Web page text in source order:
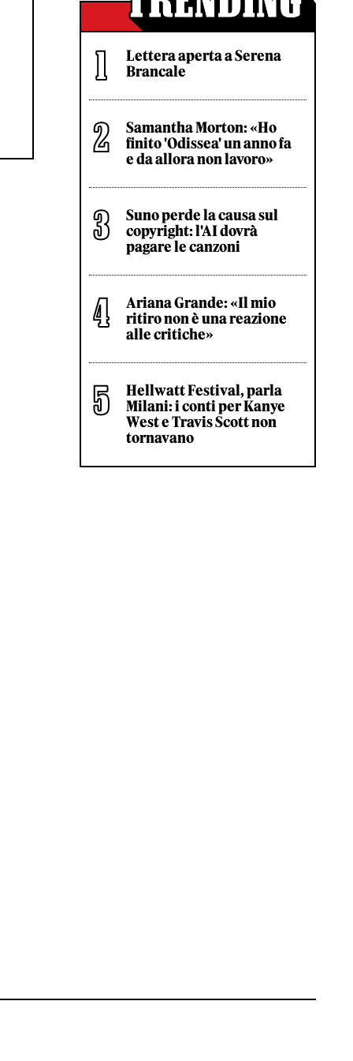
Lettera aperta a Serena
Brancale
Samantha Morton: «Ho
finito 'Odissea' un anno fa
e da allora non lavoro»
Suno perde la causa sul
copyright: l'AI dovrà
pagare le canzoni
Ariana Grande: «Il mio
ritiro non è una reazione
alle critiche»
Hellwatt Festival, parla
Milani: i conti per Kanye
West e Travis Scott non
tornavano